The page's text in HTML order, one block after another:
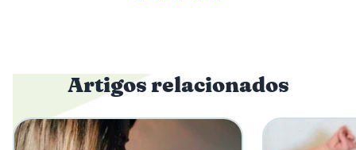
Artigos relacionados